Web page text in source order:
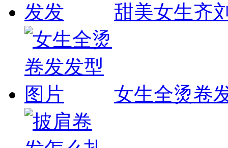
甜美女生齐
女生全烫卷